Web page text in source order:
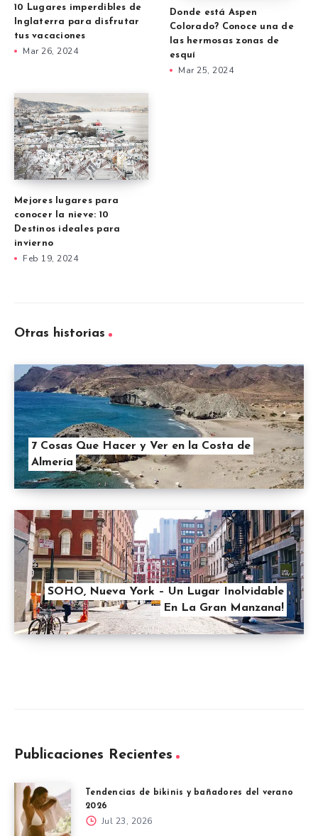
10 Lugares imperdibles de
Inglaterra para disfrutar
tus vacaciones
Mar 26, 2024
Donde está Aspen
Colorado? Conoce una de
las hermosas zonas de
esquí
Mar 25, 2024
Mejores lugares para
conocer la nieve: 10
Destinos ideales para
invierno
Feb 19, 2024
Otras historias
7 Cosas Que Hacer y Ver en la Costa de
Almería
SOHO, Nueva York – Un Lugar Inolvidable
En La Gran Manzana!
Publicaciones Recientes
Tendencias de bikinis y bañadores del verano
2026
Jul 23, 2026